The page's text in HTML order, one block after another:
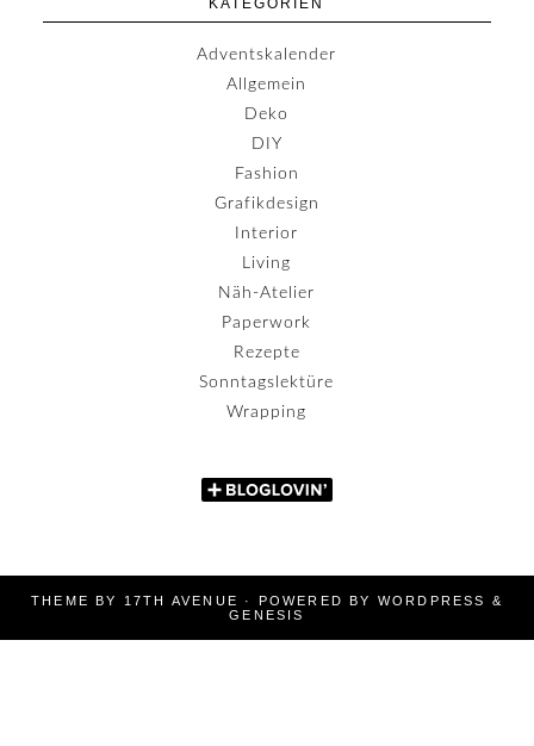
KATEGORIEN
Adventskalender
Allgemein
Deko
DIY
Fashion
Grafikdesign
Interior
Living
Näh-Atelier
Paperwork
Rezepte
Sonntagslektüre
Wrapping
THEME BY 17TH AVENUE · POWERED BY WORDPRESS
&
GENESIS